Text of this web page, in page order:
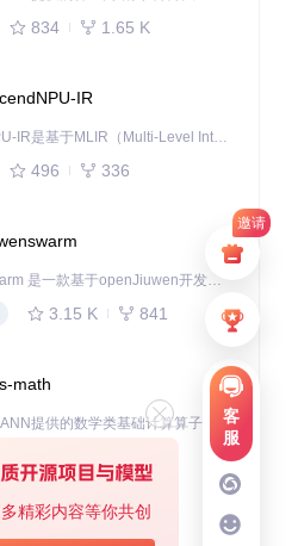
邀请
客
服
精彩内容等你共创
834 1.65 K
IR
AscendNPU-IR是基于MLIR（Multi-Level Intermediate Representation）构建的，面向昇腾亲和算子编译时使用的中间表示，提供昇腾完备表达能力，通过编译优化提升昇腾AI处理器计算效率，支持通过生态框架使能昇腾AI处理器与深度调优
496 336
JiuwenSwarm 是一款基于openJiuwen开发的智能AI Agent，它能够将大语言模型的强大能力，通过你日常使用的各类通讯应用，直接延伸至你的指尖。
3.15 K 841
math
code